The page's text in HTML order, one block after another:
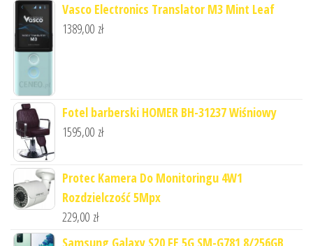
Vasco Electronics Translator M3 Mint Leaf
1389,00 zł
Fotel barberski HOMER BH-31237 Wiśniowy
1595,00 zł
Protec Kamera Do Monitoringu 4W1
Rozdzielczość 5Mpx
229,00 zł
Samsung Galaxy S20 FE 5G SM-G781 8/256GB